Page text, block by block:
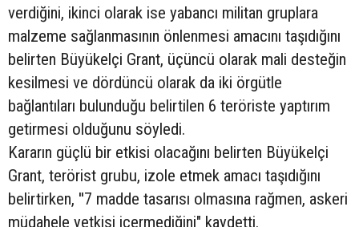
verdiğini, ikinci olarak ise yabancı militan gruplara
malzeme sağlanmasının önlenmesi amacını taşıdığını
belirten Büyükelçi Grant, üçüncü olarak mali desteğin
kesilmesi ve dördüncü olarak da iki örgütle
bağlantıları bulunduğu belirtilen 6 teröriste yaptırım
getirmesi olduğunu söyledi.
Kararın güçlü bir etkisi olacağını belirten Büyükelçi
Grant, terörist grubu, izole etmek amacı taşıdığını
belirtirken, ''7 madde tasarısı olmasına rağmen, askeri
müdahele yetkisi içermediğini" kaydetti.